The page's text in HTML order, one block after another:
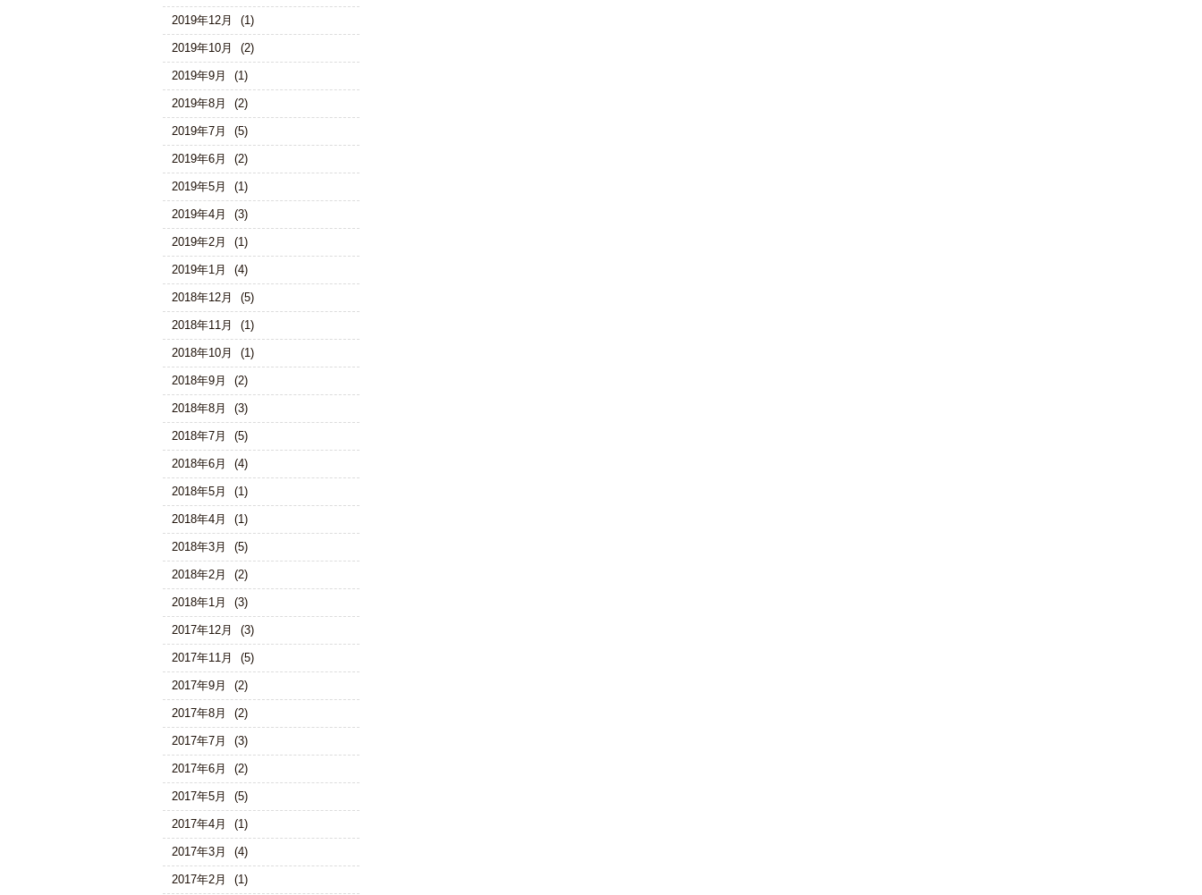
2019年12月 (1)
2019年10月 (2)
2019年9月 (1)
2019年8月 (2)
2019年7月 (5)
2019年6月 (2)
2019年5月 (1)
2019年4月 (3)
2019年2月 (1)
2019年1月 (4)
2018年12月 (5)
2018年11月 (1)
2018年10月 (1)
2018年9月 (2)
2018年8月 (3)
2018年7月 (5)
2018年6月 (4)
2018年5月 (1)
2018年4月 (1)
2018年3月 (5)
2018年2月 (2)
2018年1月 (3)
2017年12月 (3)
2017年11月 (5)
2017年9月 (2)
2017年8月 (2)
2017年7月 (3)
2017年6月 (2)
2017年5月 (5)
2017年4月 (1)
2017年3月 (4)
2017年2月 (1)